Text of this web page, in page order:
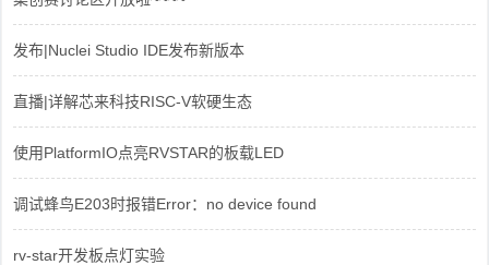
发布|Nuclei Studio IDE发布新版本
直播|详解芯来科技RISC-V软硬生态
使用PlatformIO点亮RVSTAR的板载LED
调试蜂鸟E203时报错Error：no device found
rv-star开发板点灯实验